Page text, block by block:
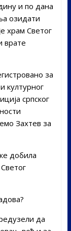
и по дана
озидати
храм Светог
врате
за
културног
српског
Захтев за
добила
да